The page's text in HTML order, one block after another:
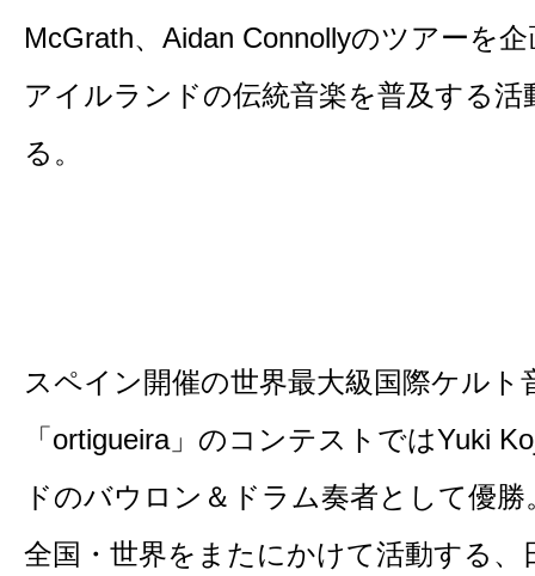
McGrath、Aidan Connollyのツアーを
アイルランドの伝統音楽を普及する活
る。
スペイン開催の世界最大級国際ケルト
「ortigueira」のコンテストではYuki
ドのバウロン＆ドラム奏者として優勝
全国・世界をまたにかけて活動する、